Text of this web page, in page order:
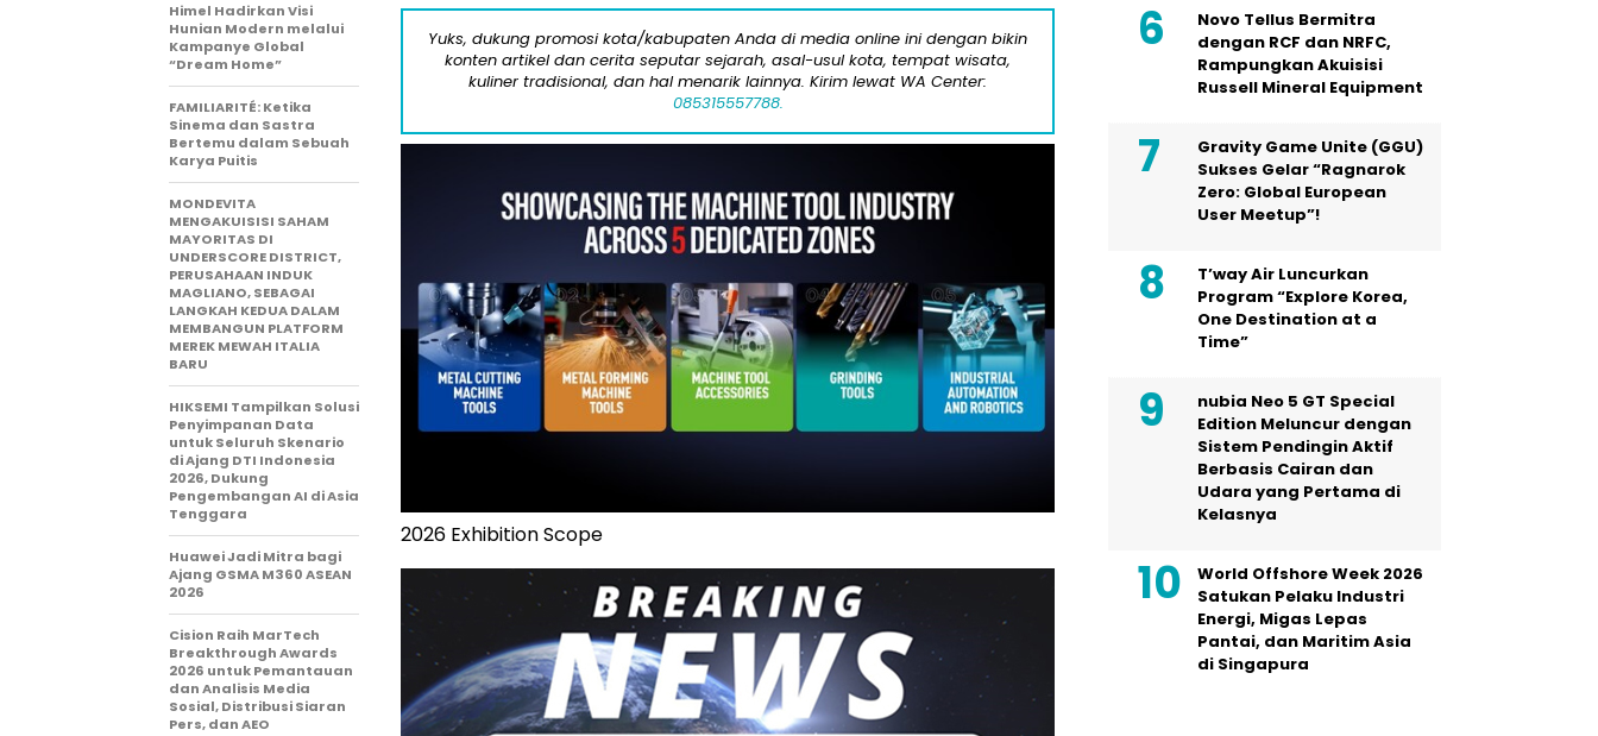
Yuks, dukung promosi kota/kabupaten Anda di media online ini dengan bikin
konten artikel dan cerita seputar sejarah, asal-usul kota, tempat wisata,
kuliner tradisional, dan hal menarik lainnya. Kirim lewat WA Center:
085315557788.
2026 Exhibition Scope
Himel Hadirkan Visi
Hunian Modern melalui
Kampanye Global
“Dream Home”
FAMILIARITÉ: Ketika
Sinema dan Sastra
Bertemu dalam Sebuah
Karya Puitis
MONDEVITA
MENGAKUISISI SAHAM
MAYORITAS DI
UNDERSCORE DISTRICT,
PERUSAHAAN INDUK
MAGLIANO, SEBAGAI
LANGKAH KEDUA DALAM
MEMBANGUN PLATFORM
MEREK MEWAH ITALIA
BARU
HIKSEMI Tampilkan Solusi
Penyimpanan Data
untuk Seluruh Skenario
di Ajang DTI Indonesia
2026, Dukung
Pengembangan AI di Asia
Tenggara
Huawei Jadi Mitra bagi
Ajang GSMA M360 ASEAN
2026
Cision Raih MarTech
Breakthrough Awards
2026 untuk Pemantauan
dan Analisis Media
Sosial, Distribusi Siaran
Pers, dan AEO
Novo Tellus Bermitra
dengan RCF dan NRFC,
Rampungkan Akuisisi
Russell Mineral Equipment
Gravity Game Unite (GGU)
Sukses Gelar “Ragnarok
Zero: Global European
User Meetup”!
T’way Air Luncurkan
Program “Explore Korea,
One Destination at a
Time”
nubia Neo 5 GT Special
Edition Meluncur dengan
Sistem Pendingin Aktif
Berbasis Cairan dan
Udara yang Pertama di
Kelasnya
World Offshore Week 2026
Satukan Pelaku Industri
Energi, Migas Lepas
Pantai, dan Maritim Asia
di Singapura